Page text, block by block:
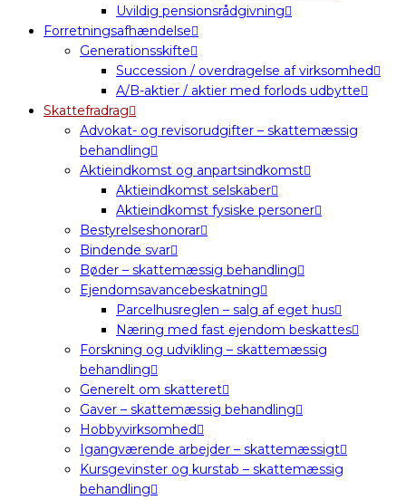
Uvildig pensionsrådgivning
Forretningsafhændelse
Generationsskifte
Succession / overdragelse af virksomhed
A/B-aktier / aktier med forlods udbytte
Skattefradrag
Advokat- og revisorudgifter – skattemæssig
behandling
Aktieindkomst og anpartsindkomst
Aktieindkomst selskaber
Aktieindkomst fysiske personer
Bestyrelseshonorar
Bindende svar
Bøder – skattemæssig behandling
Ejendomsavancebeskatning
Parcelhusreglen – salg af eget hus
Næring med fast ejendom beskattes
Forskning og udvikling – skattemæssig
behandling
Generelt om skatteret
Gaver – skattemæssig behandling
Hobbyvirksomhed
Igangværende arbejder – skattemæssigt
Kursgevinster og kurstab – skattemæssig
behandling